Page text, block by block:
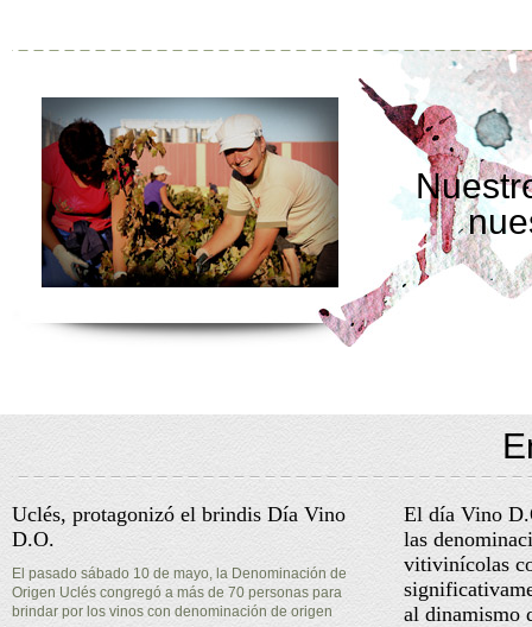
Uclés, protagonizó el brindis Día Vino
D.O.
El pasado sábado 10 de mayo, la Denominación de
Origen Uclés congregó a más de 70 personas para
brindar por los vinos con denominación de origen
El día Vino
las
vitivinícolas
al dinamismo